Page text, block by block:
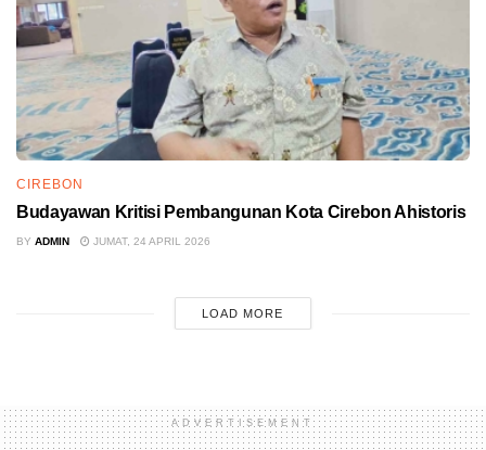
CIREBON
Budayawan Kritisi Pembangunan Kota Cirebon Ahistoris
BY ADMIN JUMAT, 24 APRIL 2026
LOAD MORE
ADVERTISEMENT